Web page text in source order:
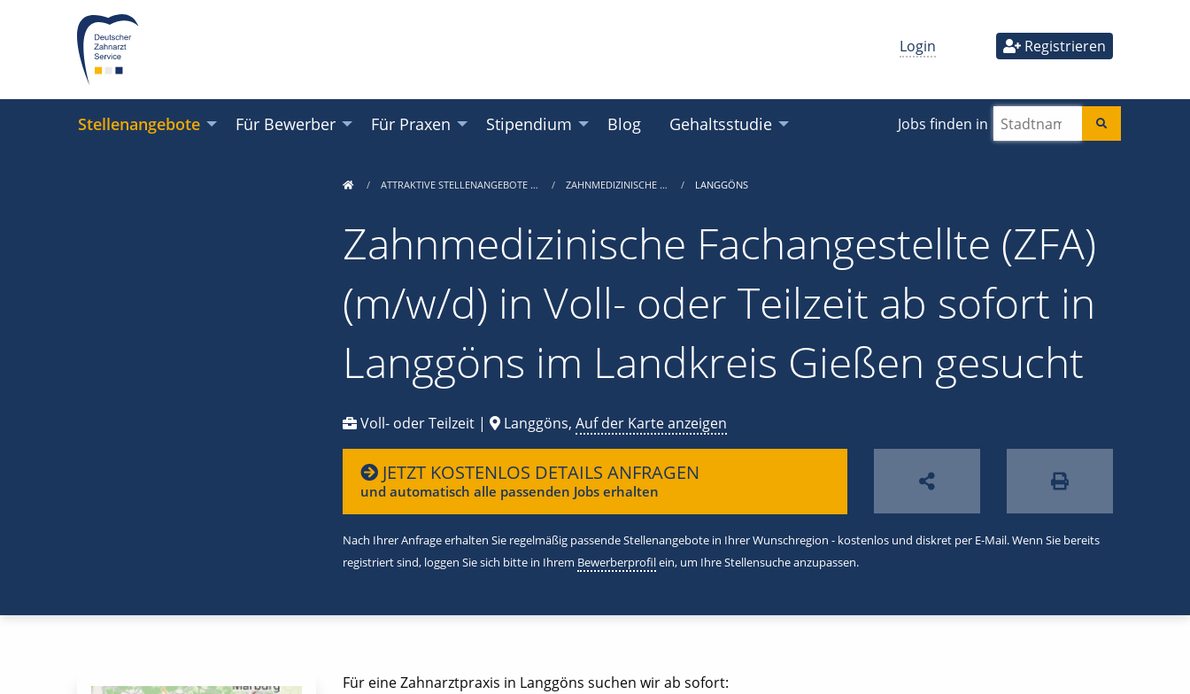
Login Registrieren
Stellenangebote Für Bewerber Für Praxen Stipendium Blog Gehaltsstudie Jobs finden in
ATTRAKTIVE STELLENANGEBOTE … ZAHNMEDIZINISCHE … LANGGÖNS
Zahnmedizinische Fachangestellte (ZFA)
(m/w/d) in Voll- oder Teilzeit ab sofort in
Langgöns im Landkreis Gießen gesucht
Voll- oder Teilzeit | Langgöns, Auf der Karte anzeigen
JETZT KOSTENLOS DETAILS ANFRAGEN
und automatisch alle passenden Jobs erhalten
Nach Ihrer Anfrage erhalten Sie regelmäßig passende Stellenangebote in Ihrer Wunschregion - kostenlos und diskret per E-Mail. Wenn Sie bereits
registriert sind, loggen Sie sich bitte in Ihrem Bewerberprofilein, um Ihre Stellensuche anzupassen.
Für eine Zahnarztpraxis in Langgöns suchen wir ab sofort: